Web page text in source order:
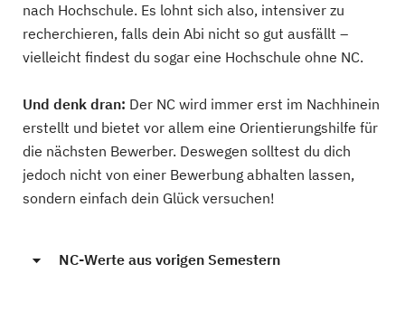
nach Hochschule. Es lohnt sich also, intensiver zu
recherchieren, falls dein Abi nicht so gut ausfällt –
vielleicht findest du sogar eine Hochschule ohne NC.
Und denk dran: Der NC wird immer erst im Nachhinein
erstellt und bietet vor allem eine Orientierungshilfe für
die nächsten Bewerber. Deswegen solltest du dich
jedoch nicht von einer Bewerbung abhalten lassen,
sondern einfach dein Glück versuchen!
NC-Werte aus vorigen Semestern